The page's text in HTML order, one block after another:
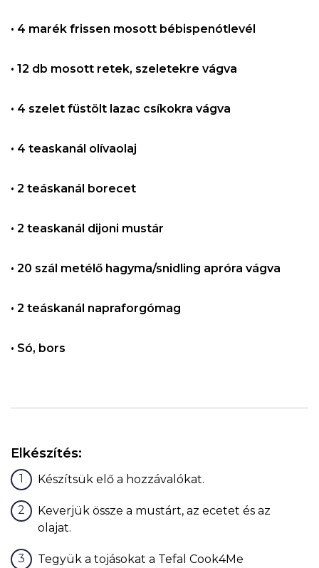
• 4 marék frissen mosott bébispenótlevél
• 12 db mosott retek, szeletekre vágva
• 4 szelet füstölt lazac csíkokra vágva
• 4 teaskanál olívaolaj
• 2 teáskanál borecet
• 2 teaskanál dijoni mustár
• 20 szál metélő hagyma/snidling apróra vágva
• 2 teáskanál napraforgómag
• Só, bors
Elkészítés:
Készítsük elő a hozzávalókat.
Keverjük össze a mustárt, az ecetet és az
olajat.
Tegyük a tojásokat a Tefal Cook4Me